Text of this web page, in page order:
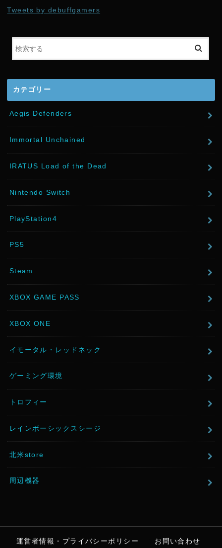
r
Tweets by debuffgamers
カテゴリー
Aegis Defenders
Immortal Unchained
IRATUS Load of the Dead
Nintendo Switch
PlayStation4
PS5
Steam
XBOX GAME PASS
XBOX ONE
イモータル・レッドネック
ゲーミング環境
トロフィー
レインボーシックスシージ
北米store
周辺機器
運営者情報・プライバシーポリシー お問い合わせ